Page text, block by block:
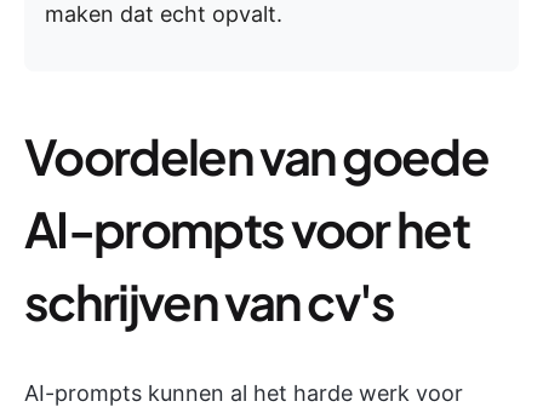
maken dat echt opvalt.
Voordelen van goede
AI-prompts voor het
schrijven van cv's
AI-prompts kunnen al het harde werk voor